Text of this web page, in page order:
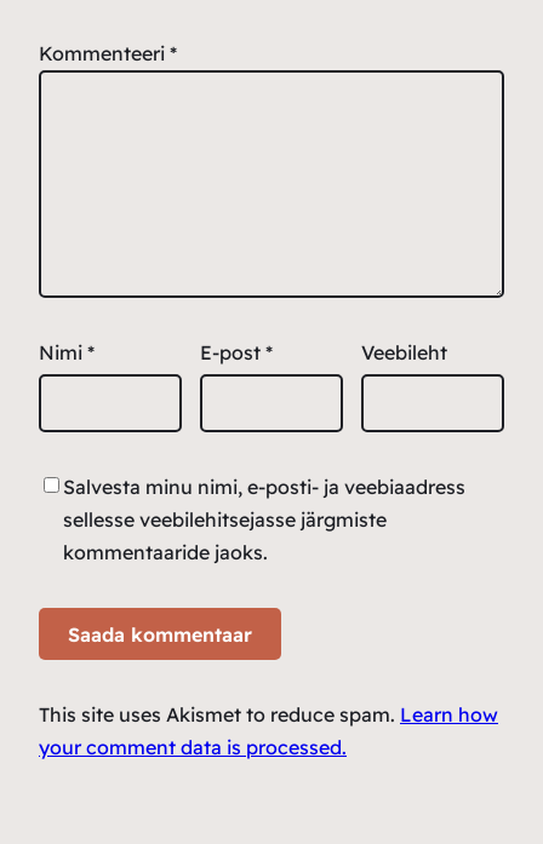
Kommenteeri *
Nimi * E-post * Veebileht
Salvesta minu nimi, e-posti- ja veebiaadress
sellesse veebilehitsejasse järgmiste
kommentaaride jaoks.
This site uses Akismet to reduce spam. Learn how
your comment data is processed.